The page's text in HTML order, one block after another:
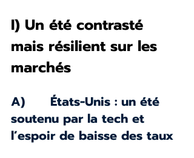
I) Un été contrasté
mais résilient sur les
marchés
A)      États-Unis : un été
soutenu par la tech et
l’espoir de baisse des taux